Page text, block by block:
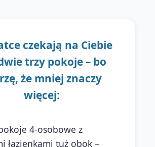
czekają na Ciebie
trzy pokoje – bo
że mniej znaczy
więcej:
4-osobowe z
łazienkami tuż obok –